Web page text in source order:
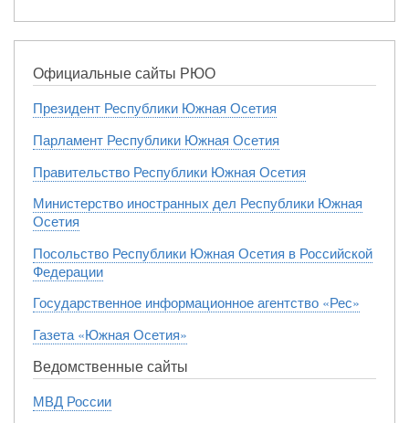
Официальные сайты РЮО
Президент Республики Южная Осетия
Парламент Республики Южная Осетия
Правительство Республики Южная Осетия
Министерство иностранных дел Республики Южная
Осетия
Посольство Республики Южная Осетия в Российской
Федерации
Государственное информационное агентство «Рес»
Газета «Южная Осетия»
Ведомственные сайты
МВД России